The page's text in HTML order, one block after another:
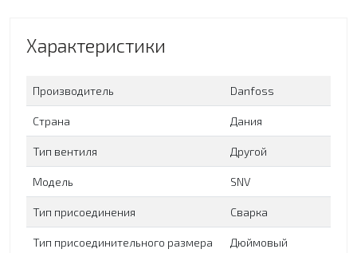
Характеристики
Производитель Danfoss
Страна Дания
Тип вентиля Другой
Модель SNV
Тип присоединения Сварка
Тип присоединительного размера Дюймовый